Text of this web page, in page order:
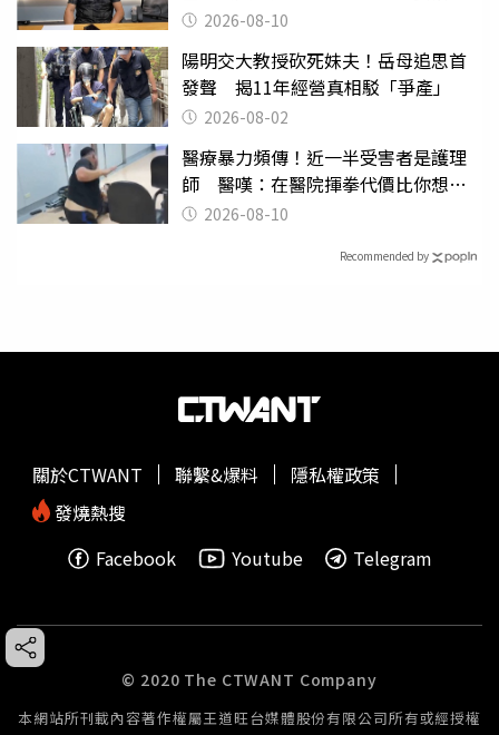
跑」2026-08-10
陽明交大教授砍死妹夫！岳母追思首
發聲 揭11年經營真相駁「爭產」
2026-08-02
醫療暴力頻傳！近一半受害者是護理
師 醫嘆：在醫院揮拳代價比你想像
的還要大
2026-08-10
Recommended by
關於CTWANT 聯繫&爆料
隱私權政策
發燒熱搜
Facebook
Youtube Telegram
© 2020 The CTWANT Company
本網站所刊載內容著作權屬王道旺台媒體股份有限公司所有或經授權